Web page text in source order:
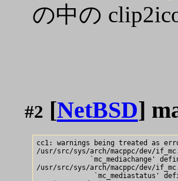
の中の
#2 [NetBSD]
cc1: warnings being treated as
/usr/src/sys/arch/macppc/dev/
`mc_mediachange'
/usr/src/sys/arch/macppc/dev/
`mc_mediastatus'